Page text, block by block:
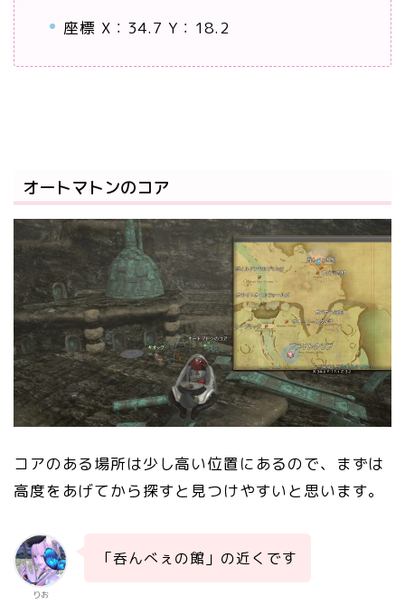
座標 X：34.7 Y：18.2
オートマトンのコア
コアのある場所は少し高い位置にあるので、 まずは
高度をあげてから探すと見つけやすいと思います。
りお
「呑んべぇの館」の近くです